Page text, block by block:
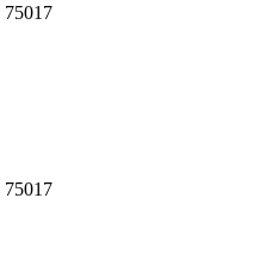
75017
75017